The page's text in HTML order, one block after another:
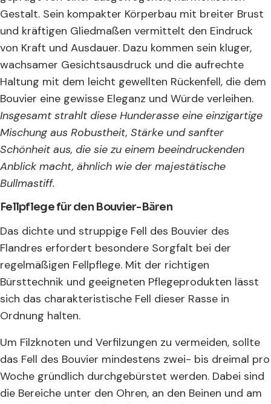
Gestalt. Sein kompakter Körperbau mit breiter Brust
und kräftigen Gliedmaßen vermittelt den Eindruck
von Kraft und Ausdauer. Dazu kommen sein kluger,
wachsamer Gesichtsausdruck und die aufrechte
Haltung mit dem leicht gewellten Rückenfell, die dem
Bouvier eine gewisse Eleganz und Würde verleihen.
Insgesamt strahlt diese Hunderasse eine einzigartige
Mischung aus Robustheit, Stärke und sanfter
Schönheit aus, die sie zu einem beeindruckenden
Anblick macht, ähnlich wie der majestätische
Bullmastiff.
Fellpflege für den Bouvier-Bären
Das dichte und struppige Fell des Bouvier des
Flandres erfordert besondere Sorgfalt bei der
regelmäßigen Fellpflege. Mit der richtigen
Bürsttechnik und geeigneten Pflegeprodukten lässt
sich das charakteristische Fell dieser Rasse in
Ordnung halten.
Um Filzknoten und Verfilzungen zu vermeiden, sollte
das Fell des Bouvier mindestens zwei- bis dreimal pro
Woche gründlich durchgebürstet werden. Dabei sind
die Bereiche unter den Ohren, an den Beinen und am